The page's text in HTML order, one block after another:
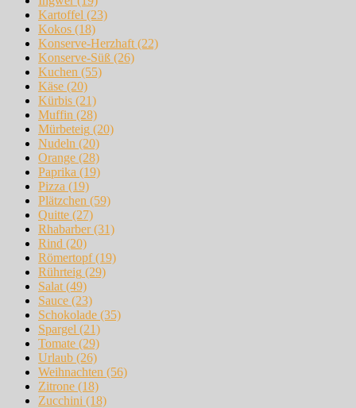
Kartoffel (23)
Kokos (18)
Konserve-Herzhaft (22)
Konserve-Süß (26)
Kuchen (55)
Käse (20)
Kürbis (21)
Muffin (28)
Mürbeteig (20)
Nudeln (20)
Orange (28)
Paprika (19)
Pizza (19)
Plätzchen (59)
Quitte (27)
Rhabarber(31)
Rind (20)
Römertopf(19)
Rührteig (29)
Salat (49)
Sauce (23)
Schokolade (35)
Spargel (21)
Tomate (29)
Urlaub (26)
Weihnachten (56)
Zitrone (18)
Zucchini (18)